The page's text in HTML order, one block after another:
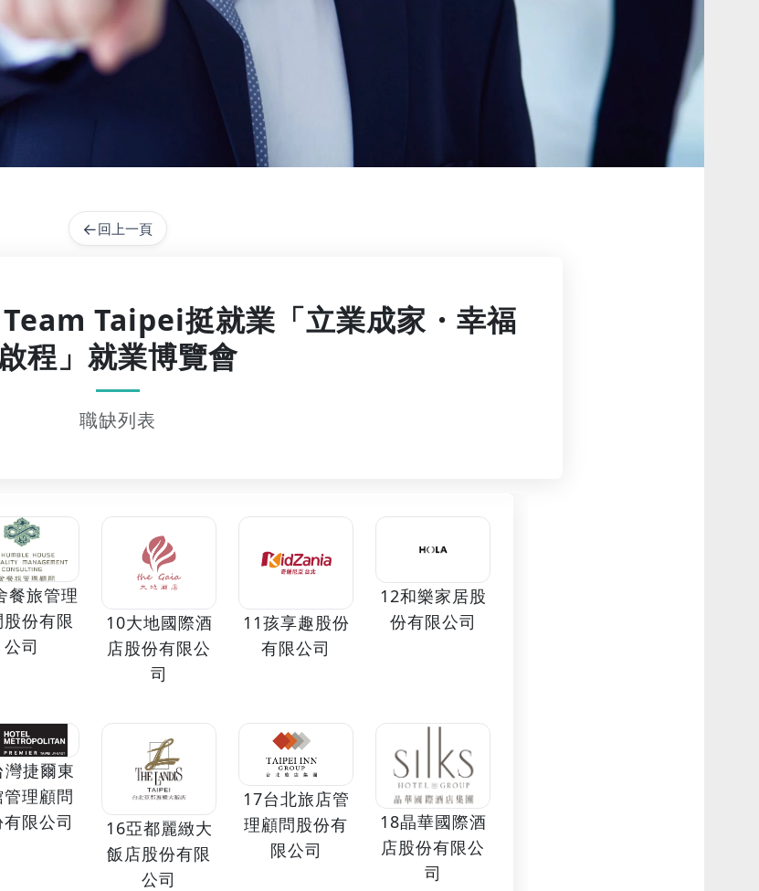
←回上一頁
Taipei挺就業「立業成家・幸福
程」就業博覽會
職缺列表
餐旅管理
份有限
公司
10大地國際酒
店股份有限公
司
11孩享趣股份
有限公司
12和樂家居股
份有限公司
灣捷爾東
理顧問
限公司
16亞都麗緻大
飯店股份有限
公司
17台北旅店管
理顧問股份有
限公司
18晶華國際酒
店股份有限公
司